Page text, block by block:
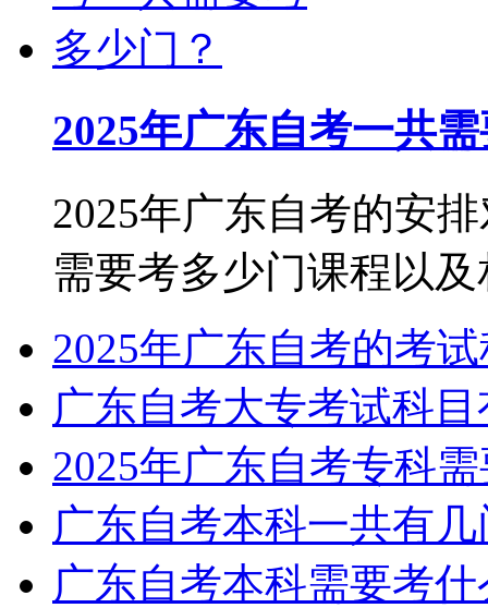
2025年广东自考一共
2025年广东自考的安
需要考多少门课程以及
2025年广东自考的考
广东自考大专考试科
2025年广东自考专科
广东自考本科一共有
广东自考本科需要考